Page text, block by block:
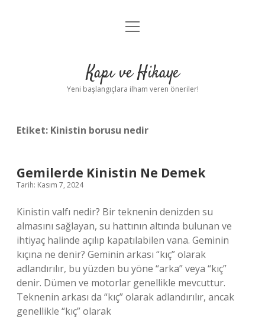
Anasayfa
Yasal Uyarı
menüyü
Kapı ve Hikaye
Yeni başlangıçlara ilham veren öneriler!
Etiket: Kinistin borusu nedir
Gemilerde Kinistin Ne Demek
Tarih: Kasım 7, 2024
Kinistin valfı nedir? Bir teknenin denizden su
almasını sağlayan, su hattının altında bulunan ve
ihtiyaç halinde açılıp kapatılabilen vana. Geminin
kıçına ne denir? Geminin arkası “kıç” olarak
adlandırılır, bu yüzden bu yöne “arka” veya “kıç”
denir. Dümen ve motorlar genellikle mevcuttur.
Teknenin arkası da “kıç” olarak adlandırılır, ancak
genellikle “kıç” olarak